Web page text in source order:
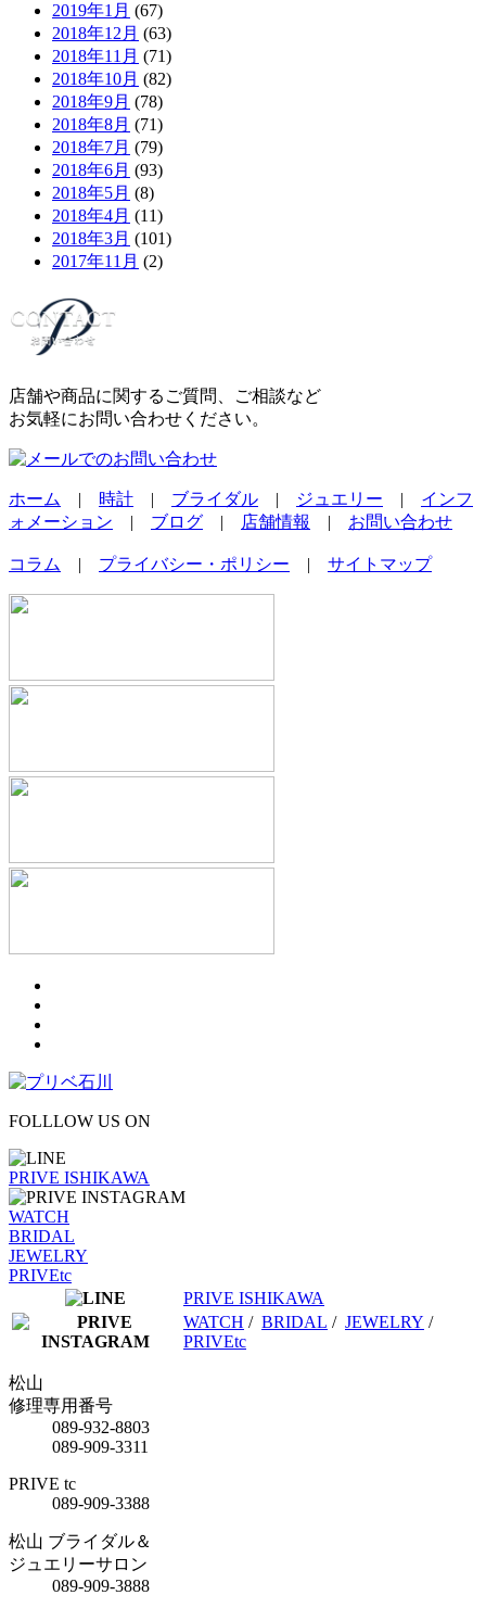
2019年1月 (67)
2018年12月 (63)
2018年11月 (71)
2018年10月 (82)
2018年9月 (78)
2018年8月 (71)
2018年7月 (79)
2018年6月 (93)
2018年5月 (8)
2018年4月 (11)
2018年3月 (101)
2017年11月 (2)
店舗や商品に関するご質問、ご相談など
お気軽にお問い合わせください。
ホーム | 時計 | ブライダル | ジュエリー | インフ
ォメーション | ブログ | 店舗情報 | お問い合わせ
コラム | プライバシー・ポリシー | サイトマップ
FOLLLOW US ON
PRIVE ISHIKAWA
WATCH
BRIDAL
JEWELRY
PRIVEtc
PRIVE ISHIKAWA
WATCH / BRIDAL / JEWELRY /
PRIVEtc
松山
修理専用番号
089-932-8803
089-909-3311
PRIVE tc
089-909-3388
松山 ブライダル＆
ジュエリーサロン
089-909-3888